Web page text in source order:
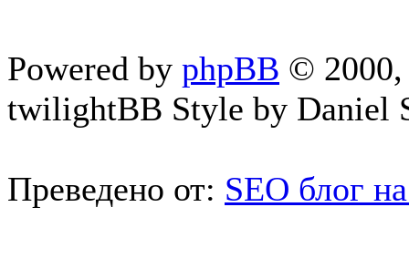
Powered by phpBB © 2000,
twilightBB Style by Daniel
Преведено от: SEO блог